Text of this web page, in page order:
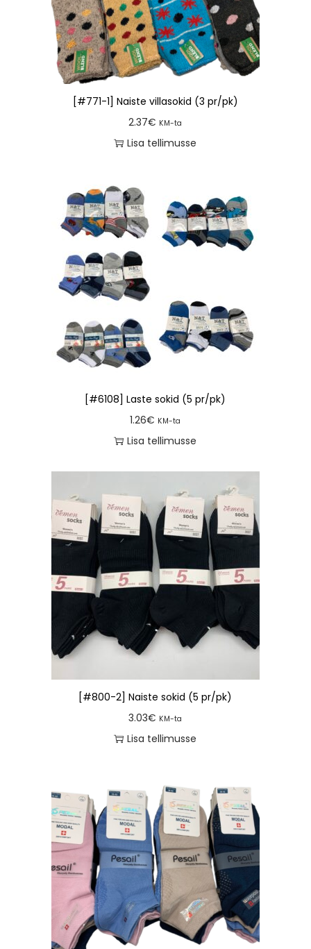
[#771-1] Naiste villasokid (3 pr/pk)
2.37€ KM-ta
Lisa tellimusse
[#6108] Laste sokid (5 pr/pk)
1.26€ KM-ta
Lisa tellimusse
[#800-2] Naiste sokid (5 pr/pk)
3.03€ KM-ta
Lisa tellimusse